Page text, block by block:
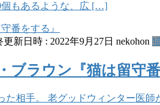
個もあるような、広 […]
更新日時 : 2022年9月27日 nekohon
ブラウン『猫は留守番
た相手。 老グッドウィンター医